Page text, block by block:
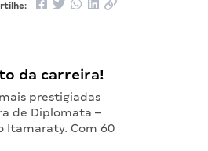
da carreira!
prestigiadas
de Diplomata –
Itamaraty. Com 60